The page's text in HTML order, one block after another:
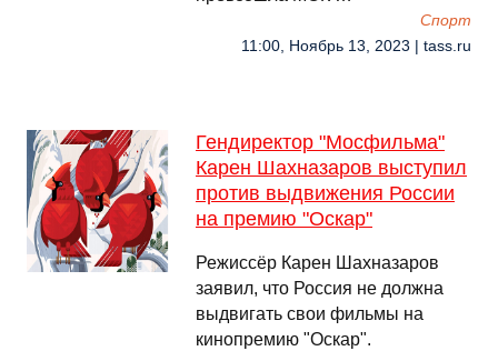
Спорт
11:00, Ноябрь 13, 2023 | tass.ru
Гендиректор "Мосфильма"
Карен Шахназаров выступил
против выдвижения России
на премию "Оскар"
Режиссёр Карен Шахназаров
заявил, что Россия не должна
выдвигать свои фильмы на
кинопремию "Оскар".